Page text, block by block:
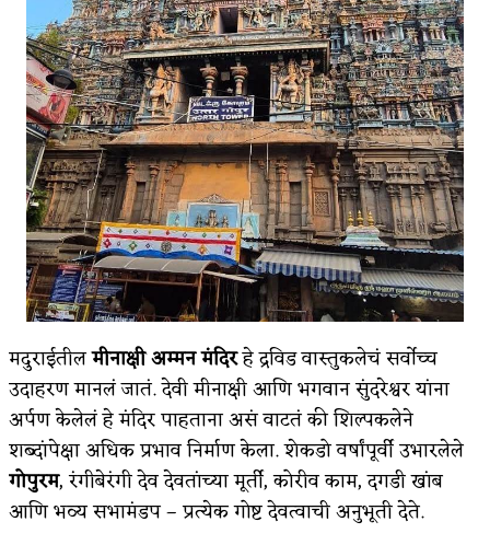
मदुराईतीलमीनाक्षी अम्मन मंदिरहे द्रविड वास्तुकलेचं सर्वोच्च
उदाहरण मानलं जातं. देवी मीनाक्षी आणि भगवान सुंदरेश्वर यांना
अर्पण केलेलं हे मंदिर पाहताना असं वाटतं की शिल्पकलेने
शब्दांपेक्षा अधिक प्रभाव निर्माण केला. शेकडो वर्षांपूर्वी उभारलेले
गोपुरम, रंगीबेरंगी देव देवतांच्या मूर्ती, कोरीव काम, दगडी खांब
आणि भव्य सभामंडप – प्रत्येक गोष्ट देवत्वाची अनुभूती देते.